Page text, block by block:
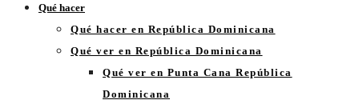
Qué hacer
Qué hacer en República Dominicana
Qué ver en República Dominicana
Qué ver en Punta Cana República
Dominicana